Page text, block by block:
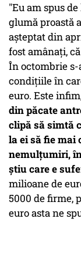
"Eu am spus
glumă proastă
aşteptat din
fost amânaţi,
În octombrie s-
condiţiile în
euro. Este
din păcate
clipă să simtă
la ei să fie mai
nemulţumiri,
ştiu care e
milioane de
5000 de firme,
euro asta ne